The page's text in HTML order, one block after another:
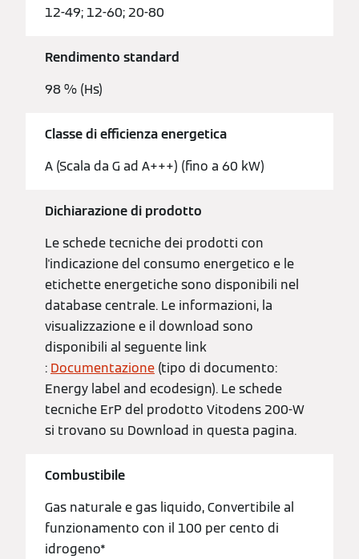
12-49; 12-60; 20-80
Rendimento standard
98 % (Hs)
Classe di efficienza energetica
A (Scala da G ad A+++) (fino a 60 kW)
Dichiarazione di prodotto
Le schede tecniche dei prodotti con
l'indicazione del consumo energetico e le
etichette energetiche sono disponibili nel
database centrale. Le informazioni, la
visualizzazione e il download sono
disponibili al seguente link
: Documentazione (tipo di documento:
Energy label and ecodesign). Le schede
tecniche ErP del prodotto Vitodens 200-W
si trovano su Download in questa pagina.
Combustibile
Gas naturale e gas liquido, Convertibile al
funzionamento con il 100 per cento di
idrogeno*